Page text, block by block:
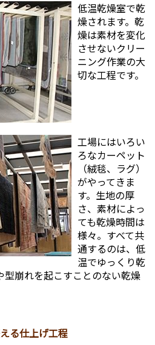
低温乾燥室で乾
燥されます。乾
燥は素材を変化
させないクリー
ニング作業の大
切な工程です。
工場にはいろい
ろなカーペット
（絨毯、ラグ）
がやってきま
す。生地の厚
さ、素材によっ
ても乾燥時間は
様々。すべて共
通するのは、低
温でゆっくり乾
型崩れを起こすことのない乾燥
る仕上げ工程